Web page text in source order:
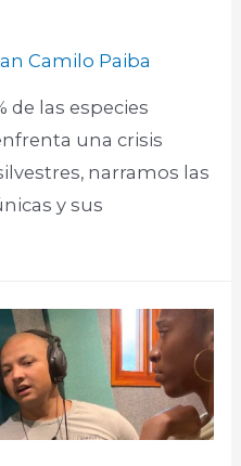
Camilo Paiba
de las especies
una crisis
narramos las
y sus